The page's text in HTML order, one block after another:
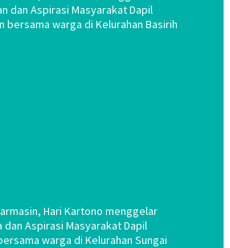
dan Aspirasi Masyarakat Dapil
bersama warga di Kelurahan Basirih
Hari Kartono menggelar
dan Aspirasi Masyarakat Dapil
warga di Kelurahan Sungai